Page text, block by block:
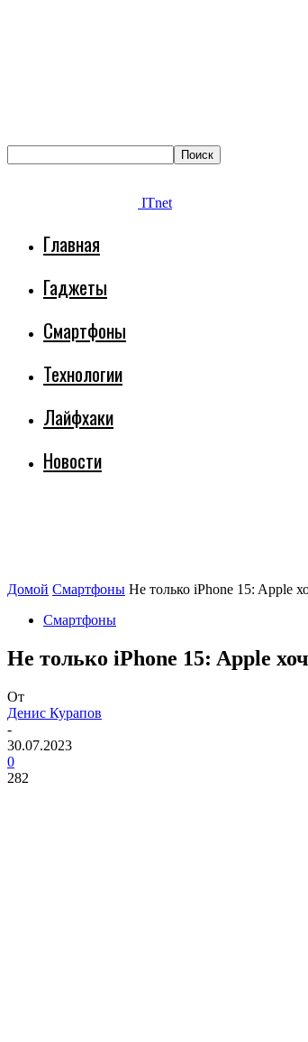
ITnet
Главная
Гаджеты
Смартфоны
Технологии
Лайфхаки
Новости
Домой Смартфоны Не только iPhone 15: Apple
Смартфоны
Не только iPhone 15: Apple
От
Денис Курапов
-
30.07.2023
0
282